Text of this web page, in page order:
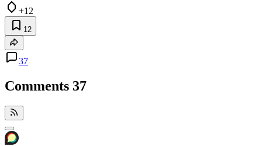
+12
12
37
Comments 37